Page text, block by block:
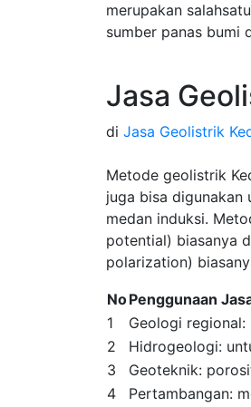
merupakan
sumber panas bumi
Jasa
di Jasa Geolistrik
Metode geolistrik
juga bisa
medan induksi.
potential) biasanya
polarization)
NoPenggunaan
1
Geologi
2
Hidrogeologi:
3
Geoteknik:
4
Pertambangan: